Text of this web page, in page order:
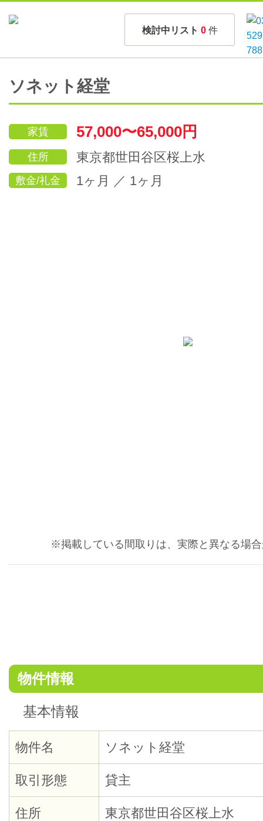
検討中リスト 0 件
ソネット経堂
家賃 57,000〜65,000円
住所 東京都世田谷区桜上水
敷金/礼金 1ヶ月 ／ 1ヶ月
※掲載している間取りは、実際と異なる場
物件情報
基本情報
物件名 ソネット経堂
取引形態 貸主
住所 東京都世田谷区桜上水